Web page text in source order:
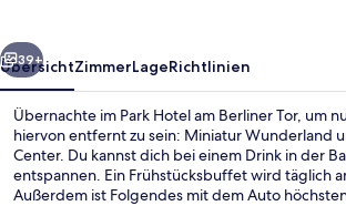
Weiter
39+
ÜbersichtZimmerLageRichtlinien
Übernachte im Park Hotel am Berliner Tor, um
hiervon entfernt zu sein: Miniatur Wunderland
Center. Du kannst dich bei einem Drink in der
entspannen. Ein Frühstücksbuffet wird täglich
Außerdem ist Folgendes mit dem Auto